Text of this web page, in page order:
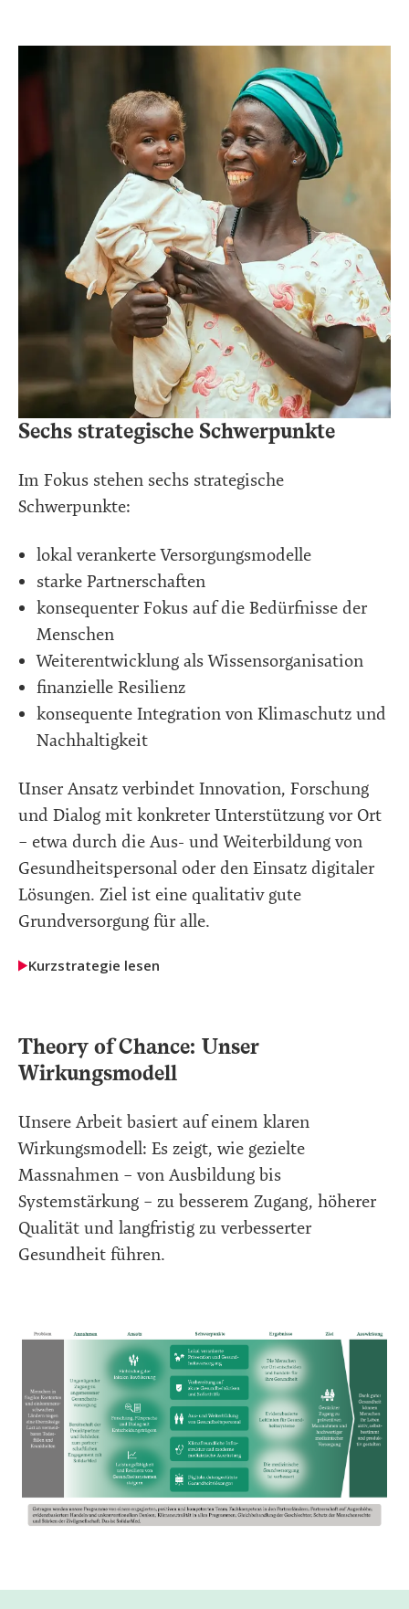
Sechs strategische Schwerpunkte
Im Fokus stehen sechs strategische
Schwerpunkte:
lokal verankerte Versorgungsmodelle
starke Partnerschaften
konsequenter Fokus auf die Bedürfnisse der
Menschen
Weiterentwicklung als Wissensorganisation
finanzielle Resilienz
konsequente Integration von Klimaschutz und
Nachhaltigkeit
Unser Ansatz verbindet Innovation, Forschung
und Dialog mit konkreter Unterstützung vor Ort
– etwa durch die Aus- und Weiterbildung von
Gesundheitspersonal oder den Einsatz digitaler
Lösungen. Ziel ist eine qualitativ gute
Grundversorgung für alle.
Kurzstrategie lesen
Theory of Chance: Unser
Wirkungsmodell
Unsere Arbeit basiert auf einem klaren
Wirkungsmodell: Es zeigt, wie gezielte
Massnahmen – von Ausbildung bis
Systemstärkung – zu besserem Zugang, höherer
Qualität und langfristig zu verbesserter
Gesundheit führen.